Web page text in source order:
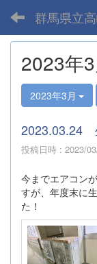
群馬県立
2023年
2023年3月
2023.03.24
投稿日時 : 2023/
今までエアコン
すが、年度末に
た！